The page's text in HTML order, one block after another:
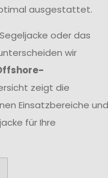
ausgestattet.
oder das
wir
zeigt die
Einsatzbereiche und
für Ihre